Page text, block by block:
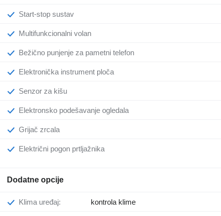
Start-stop sustav
Multifunkcionalni volan
Bežično punjenje za pametni telefon
Elektronička instrument ploča
Senzor za kišu
Elektronsko podešavanje ogledala
Grijač zrcala
Električni pogon prtljažnika
Dodatne opcije
Klima uređaj: kontrola klime